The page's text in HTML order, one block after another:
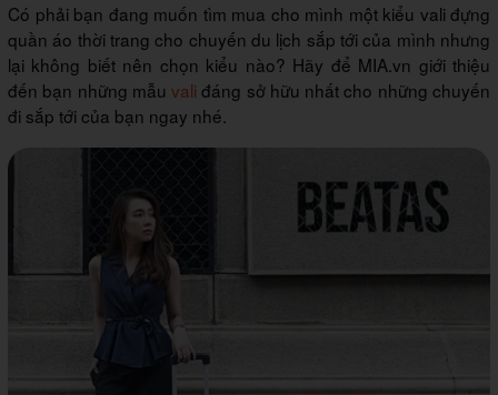
Có phải bạn đang muốn tìm mua cho mình một kiểu vali đựng
quần áo thời trang cho chuyến du lịch sắp tới của mình nhưng
lại không biết nên chọn kiểu nào? Hãy để MIA.vn giới thiệu
đến bạn những mẫuvali đáng sở hữu nhất cho những chuyến
đi sắp tới của bạn ngay nhé.